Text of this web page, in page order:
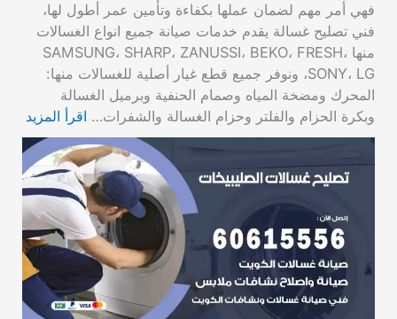
فهي أمر مهم لضمان عملها بكفاءة وتأمين عمر أطول لها،
فني تصليح غسالة يقدم خدمات صيانة جميع انواع الغسالات
منها SAMSUNG، SHARP، ZANUSSI، BEKO، FRESH،
SONY، LG، ونوفر جميع قطع غيار أصلية للغسالات منها:
المحرك ومضخة المياه وصمام الحنفية وبرميل الغسالة
وبكرة الحزام والفلتر وحزام الغسالة والشفرات… اقرأ المزيد